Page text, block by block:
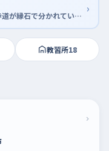
軽井沢の体育館まわりは、道が広くて歩道が縁石で分かれているから最初の一歩に向く ›
教習所18
›